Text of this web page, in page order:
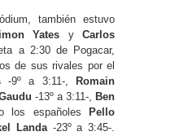
también estuvo
Yates yCarlos
a 2:30 de Pogacar,
de sus rivales por el
-9º a 3:11-,
Romain
-13º a 3:11-, Ben
los españoles
Pello
Landa-23º a 3:45-.